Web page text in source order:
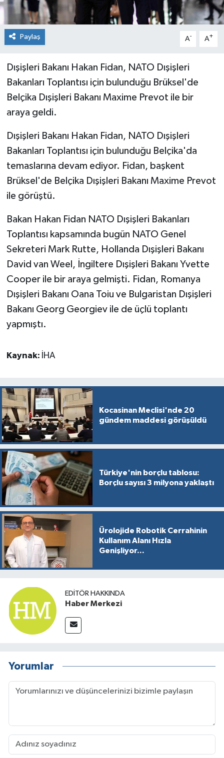
Paylaş A- A+
Dışişleri Bakanı Hakan Fidan, NATO Dışişleri
Bakanları Toplantısı için bulunduğu Brüksel'de
Belçika Dışişleri Bakanı Maxime Prevot ile bir
araya geldi.
Dışişleri Bakanı Hakan Fidan, NATO Dışişleri
Bakanları Toplantısı için bulunduğu Belçika'da
temaslarına devam ediyor. Fidan, başkent
Brüksel'de Belçika Dışişleri Bakanı Maxime Prevot
ile görüştü.
Bakan Hakan Fidan NATO Dışişleri Bakanları
Toplantısı kapsamında bugün NATO Genel
Sekreteri Mark Rutte, Hollanda Dışişleri Bakanı
David van Weel, İngiltere Dışişleri Bakanı Yvette
Cooper ile bir araya gelmişti. Fidan, Romanya
Dışişleri Bakanı Oana Toiu ve Bulgaristan Dışişleri
Bakanı Georg Georgiev ile de üçlü toplantı
yapmıştı.
Kaynak: İHA
Kocasinan Meclisi'nde 20
gündem maddesi görüşüldü
Türkiye'nin borçlu tablosu:
Borçlu sayısı 3 milyona yaklaştı
Ürolojide Robotik Cerrahinin
Kullanım Alanı Hızla
Genişliyor...
EDITÖR HAKKINDA
Haber Merkezi
Yorumlar